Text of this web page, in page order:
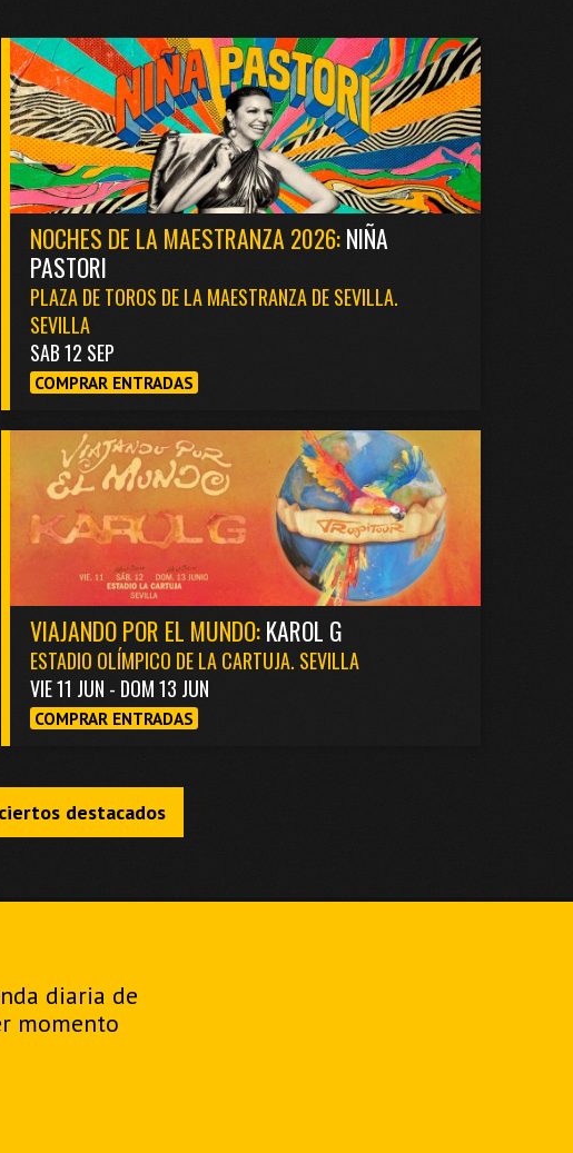
NOCHES DE LA MAESTRANZA 2026:NIÑA
PASTORI
PLAZA DE TOROS DE LA MAESTRANZA DE SEVILLA.
SEVILLA
SAB 12 SEP
COMPRAR ENTRADAS
VIAJANDO POR EL MUNDO:KAROL G
ESTADIO OLÍMPICO DE LA CARTUJA. SEVILLA
VIE 11 JUN - DOM 13 JUN
COMPRAR ENTRADAS
destacados
diaria de
momento